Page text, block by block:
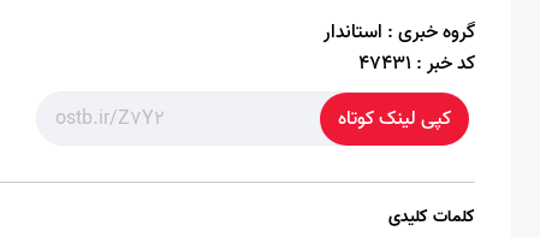
گروه خبری : استاندار
کد خبر : 47431
کپی لینک کوتاه
کلمات کلیدی